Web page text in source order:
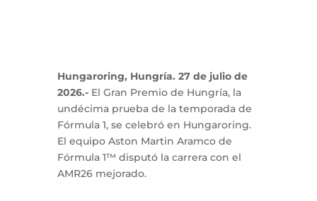
Hungaroring, Hungría. 27 de julio de
2026.- El Gran Premio de Hungría, la
undécima prueba de la temporada de
Fórmula 1, se celebró en Hungaroring.
El equipo Aston Martin Aramco de
Fórmula 1™ disputó la carrera con el
AMR26 mejorado.